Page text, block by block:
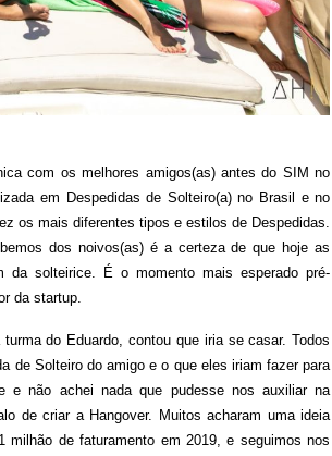
com os melhores amigos(as) antes do SIM no
em Despedidas de Solteiro(a) no Brasil e no
os mais diferentes tipos e estilos de Despedidas.
dos noivos(as) é a certeza de que hoje as
da solteirice. É o momento mais esperado pré-
da startup.
do Eduardo, contou que iria se casar. Todos
de Solteiro do amigo e o que eles iriam fazer para
e não achei nada que pudesse nos auxiliar na
de criar a Hangover. Muitos acharam uma ideia
de faturamento em 2019, e seguimos nos